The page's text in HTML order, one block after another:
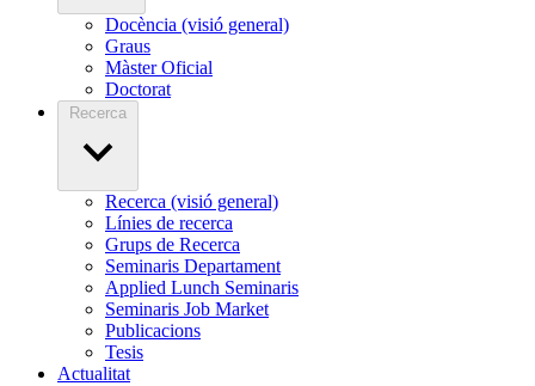
Docència (visió general)
Graus
Màster Oficial
Doctorat
Recerca
Recerca (visió general)
Línies de recerca
Grups de Recerca
Seminaris Departament
Applied Lunch Seminaris
Seminaris Job Market
Publicacions
Tesis
Actualitat